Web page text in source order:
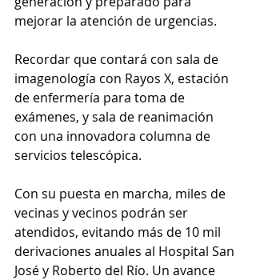
mejorar la atención de urgencias.
Recordar que contará con sala de
imagenología con Rayos X, estación
de enfermería para toma de
exámenes, y sala de reanimación
con una innovadora columna de
servicios telescópica.
Con su puesta en marcha, miles de
vecinas y vecinos podrán ser
atendidos, evitando más de 10 mil
derivaciones anuales al Hospital San
José y Roberto del Río. Un avance